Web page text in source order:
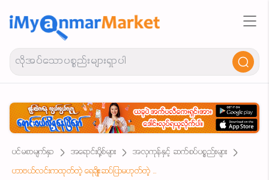
ပင်မစာမျက်နှာ အရောင်းပို့စ်များ
အလှကုန်နှင့် ဆက်စပ်ပစ္စည်းများ
ဟာဗယ်လင်းကထုတ်တဲ့ ရေချိုးဆပ်ပြာမဟုတ်တဲ့ မျက်နှာသစ်ဆေး